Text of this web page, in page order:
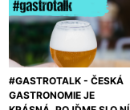
#GASTROTALK - ČESKÁ
GASTRONOMIE JE